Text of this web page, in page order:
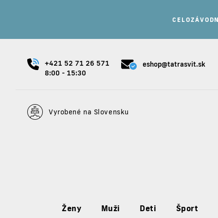
Nakúp 7 a viac
+421 52 71 26 571
8:00 - 15:30
eshop@tatrasvit.sk
Vyrobené na Slovensku
Ženy Muži Deti Šport